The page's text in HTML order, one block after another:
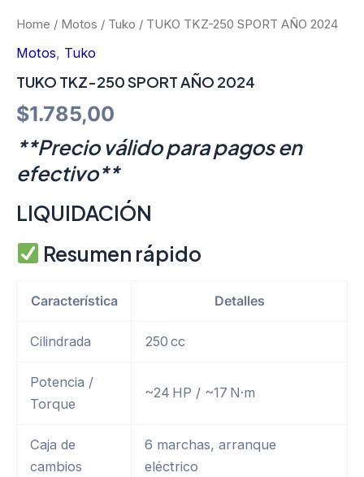
Home / Motos / Tuko / TUKO TKZ-250 SPORT AÑO 2024
Motos, Tuko
TUKO TKZ-250 SPORT AÑO 2024
$1.785,00
**Precio válido para pagos en
efectivo**
LIQUIDACIÓN
Resumen rápido
Característica Detalles
Cilindrada 250 cc
Potencia /
Torque
~24 HP / ~17 N·m
Caja de
cambios
6 marchas, arranque
eléctrico